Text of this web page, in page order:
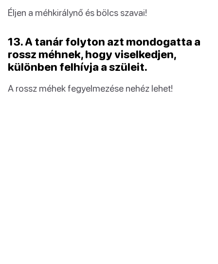
Éljen a méhkirálynő és bölcs szavai!
13. A tanár folyton azt mondogatta a
rossz méhnek, hogy viselkedjen,
különben felhívja a szüleit.
A rossz méhek fegyelmezése nehéz lehet!